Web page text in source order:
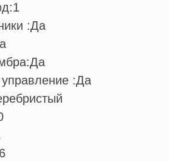
1
:Да
Да
:Да